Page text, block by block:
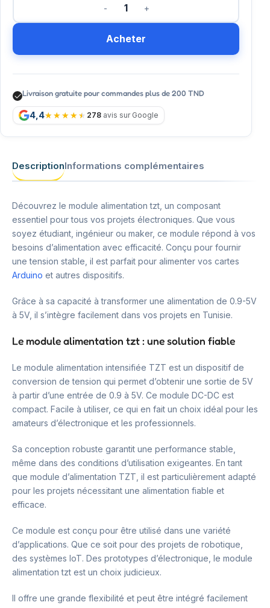
Acheter
Livraison gratuite pour commandes plus de 200 TND
4,4 278 avis sur Google
DescriptionInformations complémentaires
Découvrez le module alimentation tzt, un composant
essentiel pour tous vos projets électroniques. Que vous
soyez étudiant, ingénieur ou maker, ce module répond à vos
besoins d’alimentation avec efficacité. Conçu pour fournir
une tension stable, il est parfait pour alimenter vos cartes
Arduino et autres dispositifs.
Grâce à sa capacité à transformer une alimentation de 0.9-5V
à 5V, il s’intègre facilement dans vos projets en Tunisie.
Le module alimentation tzt : une solution fiable
Le module alimentation intensifiée TZT est un dispositif de
conversion de tension qui permet d’obtenir une sortie de 5V
à partir d’une entrée de 0.9 à 5V. Ce module DC-DC est
compact. Facile à utiliser, ce qui en fait un choix idéal pour les
amateurs d’électronique et les professionnels.
Sa conception robuste garantit une performance stable,
même dans des conditions d’utilisation exigeantes. En tant
que module d’alimentation TZT, il est particulièrement adapté
pour les projets nécessitant une alimentation fiable et
efficace.
Ce module est conçu pour être utilisé dans une variété
d’applications. Que ce soit pour des projets de robotique,
des systèmes IoT. Des prototypes d’électronique, le module
alimentation tzt est un choix judicieux.
Il offre une grande flexibilité et peut être intégré facilement